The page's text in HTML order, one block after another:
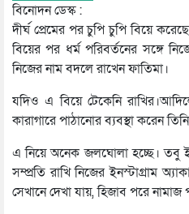
বিনোদন ডেস্ক :
দীর্ঘ প্রেমের পর চুপি চুপি বিয়ে
বিয়ের পর ধর্ম পরিবর্তনের সঙ্গে
নিজের নাম বদলে রাখেন ফাতিমা।
যদিও এ বিয়ে টেকেনি
কারাগারে পাঠানোর ব্যবস্থা করেন
এ নিয়ে অনেক জলঘোলা হচ্ছে। তবু
সম্প্রতি রাখি নিজের ইনস্টাগ্রাম
সেখানে দেখা যায়, হিজাব পরে